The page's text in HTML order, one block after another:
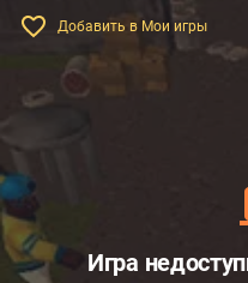
Игра
Добавить в Мои игры